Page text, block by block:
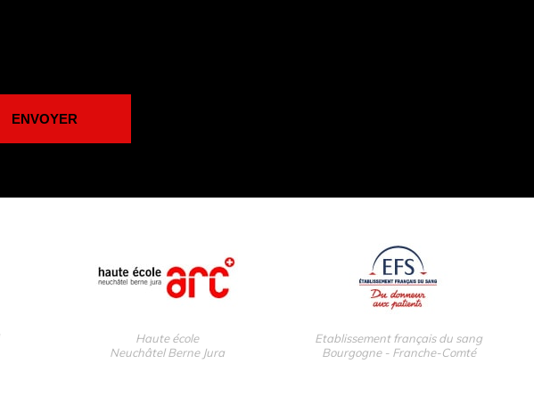
Haute école
Neuchâtel Berne Jura
Etablissement français du sang
Bourgogne - Franche-Comté